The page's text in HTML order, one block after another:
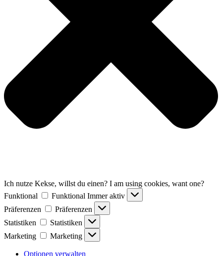
Ich nutze Kekse, willst du einen? I am using cookies, want one?
Funktional
Funktional Immer aktiv
Präferenzen
Präferenzen
Statistiken
Statistiken
Marketing
Marketing
Optionen verwalten